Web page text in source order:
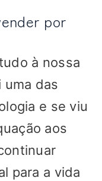
por
à nossa
uma das
e se viu
aos
para a vida